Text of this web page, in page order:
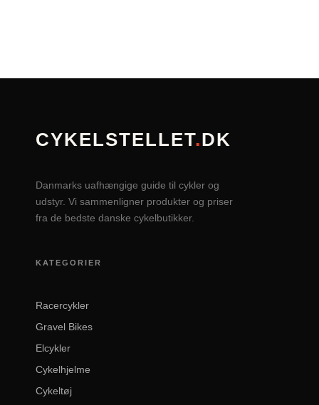
CYKELSTELLET.DK
Danmarks uafhængige guide til cykler og
udstyr. Vi sammenligner produkter og priser
fra de bedste danske cykelbutikker.
KATEGORIER
Racercykler
Gravel Bikes
Elcykler
Cykelhjelme
Cykeltøj